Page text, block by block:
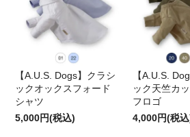
【A.U.S. Dogs】クラシ
ックオックスフォード
シャツ
5,000円(税込)
【A.U.S.
ック天竺カ
フロゴ
4,000円(税